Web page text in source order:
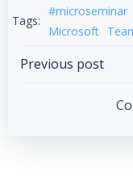
Tags:
#microseminar
Microsoft
Post
Previous post